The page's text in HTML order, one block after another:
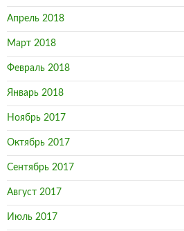
Апрель 2018
Март 2018
Февраль 2018
Январь 2018
Ноябрь 2017
Октябрь 2017
Сентябрь 2017
Август 2017
Июль 2017